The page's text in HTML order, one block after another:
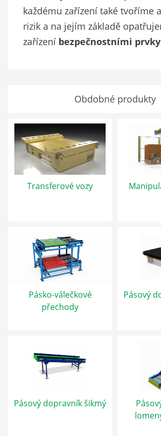
každému zařízení také tvoříme
rizik a na jejím základě
zařízení bezpečnostními prvky
Obdobné produkty
Transferové vozy
Pásko-válečkové
přechody
Pásový
Pásový dopravník šikmý